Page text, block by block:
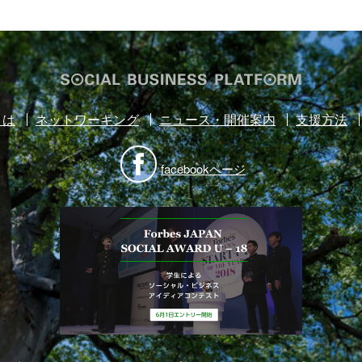
ネットワーキング ニュース・開催案内 支援方法
facebookページ